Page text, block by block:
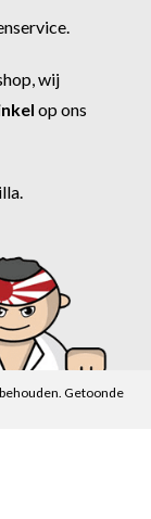
.
wij
op ons
.
Getoonde